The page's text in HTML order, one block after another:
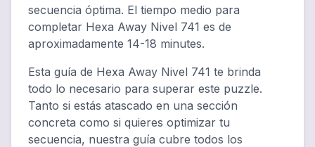
secuencia óptima. El tiempo medio para
completar Hexa Away Nivel 741 es de
aproximadamente 14-18 minutes.
Esta guía de Hexa Away Nivel 741 te brinda
todo lo necesario para superar este puzzle.
Tanto si estás atascado en una sección
concreta como si quieres optimizar tu
secuencia, nuestra guía cubre todos los